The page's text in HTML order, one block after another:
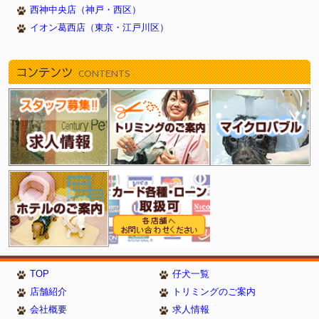
西神中央店（神戸・西区）
イオン葛西店（東京・江戸川区）
コンテンツ CONTENTS
TOP
仔犬一覧
店舗紹介
トリミングのご案内
会社概要
求人情報